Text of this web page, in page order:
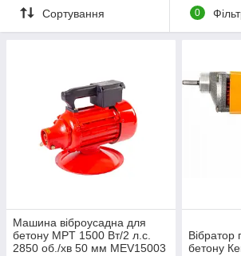
Сортування 0
Машина віброусадна для
бетону MPT 1500 Вт/2 л.с.
2850 об./хв 50 мм MEV15003
Вібратор
бетону